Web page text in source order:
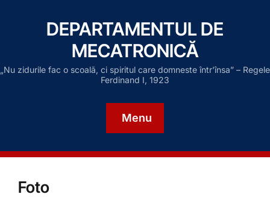
DEPARTAMENTUL DE
MECATRONICĂ
„Nu zidurile fac o scoalã, ci spiritul care domneste într'însa” – Regele
Ferdinand I, 1923
Menu
Foto